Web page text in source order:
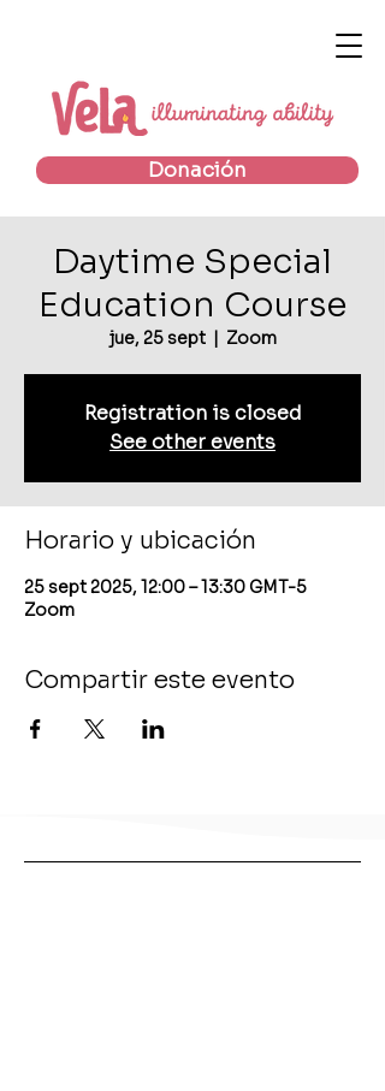
Donación
Daytime Special
Education Course
jue, 25 sept
  |
Zoom
Registration is closed
See other events
Horario y ubicación
25 sept 2025, 12:00 – 13:30 GMT-5
Zoom
Compartir este evento